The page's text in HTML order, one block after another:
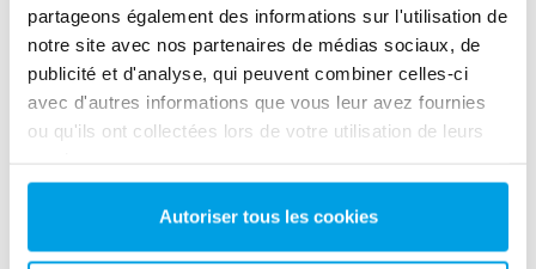
partageons également des informations sur l'utilisation de
notre site avec nos partenaires de médias sociaux, de
publicité et d'analyse, qui peuvent combiner celles-ci
avec d'autres informations que vous leur avez fournies
ou qu'ils ont collectées lors de votre utilisation de leurs
Autoriser tous les cookies